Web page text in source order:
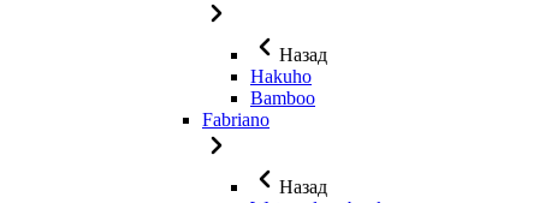
Назад
Hakuho
Bamboo
Fabriano
Назад